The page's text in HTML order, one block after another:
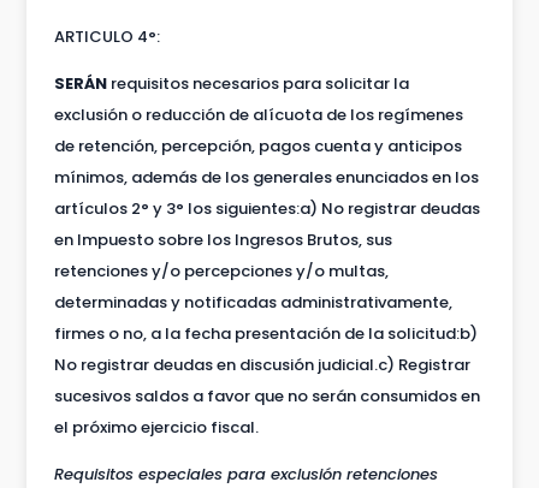
ARTICULO 4°:
SERÁNrequisitos necesarios para solicitar la
exclusión o reducción de alícuota de los regímenes
de retención, percepción, pagos cuenta y anticipos
mínimos, además de los generales enunciados en los
artículos 2° y 3° los siguientes:a) No registrar deudas
en Impuesto sobre los Ingresos Brutos, sus
retenciones y/o percepciones y/o multas,
determinadas y notificadas administrativamente,
firmes o no, a la fecha presentación de la solicitud:b)
No registrar deudas en discusión judicial.c) Registrar
sucesivos saldos a favor que no serán consumidos en
el próximo ejercicio fiscal.
Requisitos especiales para exclusión retenciones